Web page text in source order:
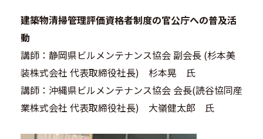
建築物清掃管理評価資格者制度の官公庁への普及活
動
講師：静岡県ビルメンテナンス協会 副会長 (杉本美
装株式会社 代表取締役社長) 杉本晃 氏
講師：沖縄県ビルメンテナンス協会 会長(読谷協同産
業株式会社 代表取締役社長) 大嶺健太郎 氏